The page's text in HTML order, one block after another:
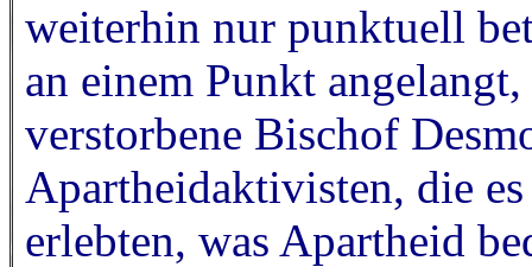
weiterhin nur punktuell
an einem Punkt
verstorbene Bischof
Apartheidaktivisten, die
erlebten, was Apartheid